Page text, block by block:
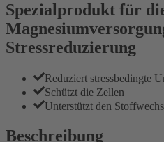
Spezialprodukt für
Stressreduzierung
Reduziert stressbedingte
Schützt die Zellen
Unterstützt den
Beschreibung